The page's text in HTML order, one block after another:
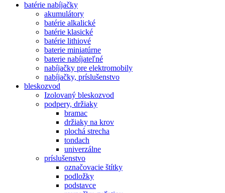
batérie nabíjačky
akumulátory
batérie alkalické
batérie klasické
batérie lithiové
baterie miniatúrne
baterie nabíjateľné
nabíjačky pre elektromobily
nabíjačky, príslušenstvo
bleskozvod
Izolovaný bleskozvod
podpery, držiaky
bramac
držiaky na krov
plochá strecha
tondach
univerzálne
príslušenstvo
označovacie štítky
podložky
podstavce